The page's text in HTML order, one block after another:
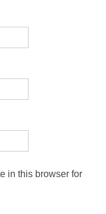
in this browser for